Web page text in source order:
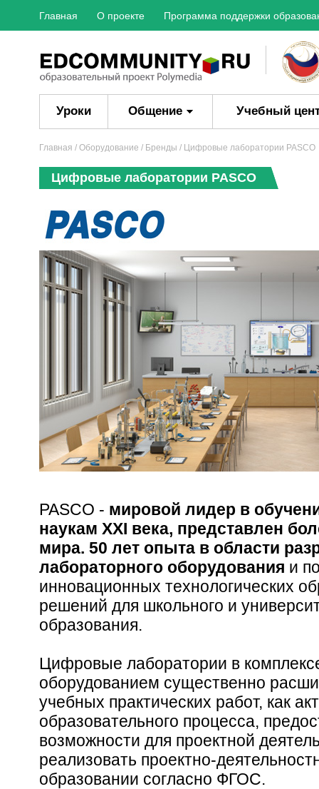
Главная О проекте Программа поддержки
Уроки Общение Учебный
Главная / Оборудование / Бренды / Цифровые лаборатории PASCO
Цифровые лаборатории PASCO
PASCO - мировой лидер в
наукам XXI века, представлен
мира. 50 лет опыта в области
лабораторного оборудования и
инновационных технологических
решений для школьного и
образования.
Цифровые лаборатории в
оборудованием существенно
учебных практических работ, как
образовательного процесса,
возможности для проектной
реализовать проектно-
образовании согласно ФГОС.